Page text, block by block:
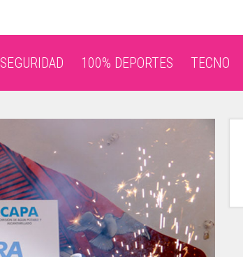
SEGURIDAD 100% DEPORTES TECNO